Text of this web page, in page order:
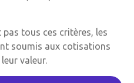
pas tous ces critères, les
soumis aux cotisations
valeur.